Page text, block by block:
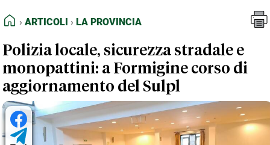
FEED RSS
NORMATIVE DEONTOLOGICHE
TERMINI e CONDIZIONI
Articoli
La Provincia
HOME
ARTICOLI LA PROVINCIA
Polizia locale, sicurezza stradale e
monopattini: a Formigine corso di
aggiornamento del Sulpl